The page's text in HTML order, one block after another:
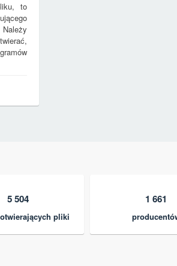
to
5 504
pliki
1 661